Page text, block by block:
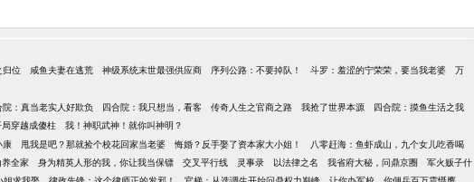
归位 咸鱼夫妻在逃荒 神级系统末世最强供应商 序列公路：不要掉队！ 斗罗：羞涩的宁荣荣，要当我老婆
万
院：真当老实人好欺负 四合院：我只想当，看客 传奇人生之官商之路 我抢了世界本源
四合院：摸鱼生活之我
穿越成傻柱 我！神职武神！就你叫神明？
康 甩我是吧？那就捡个校花回家当老婆 悔婚？反手娶了资本家大小姐！
八零赶海：鱼虾成山，九个女儿吃香喝
全家 身为精英人形的我，你让我当保镖 交叉平行线 灵事录 以法律之名 我省府大秘，问鼎京圈
军火贩子什